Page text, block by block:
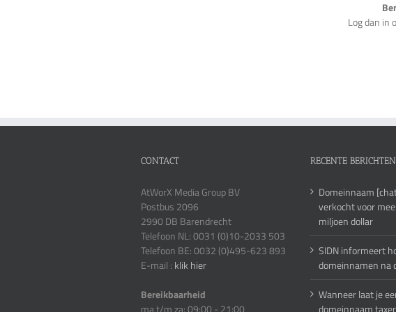
Log dan in
CONTACT
AtWorX Media Group BV
Postbus 2096
2990 DB Barendrecht
Telefoon NL: 0031 (0)10-2033 503
Telefoon BE: 0032 (0)495-623 893
E-mail : klik hier
Bereikbaarheid
ma t/m za: 09:00 - 21:00
RECENTE BERICHTEN
Domeinnaam
verkocht voor
miljoen dollar
SIDN informeert
domeinnamen na
Wanneer laat je
domeinnaam